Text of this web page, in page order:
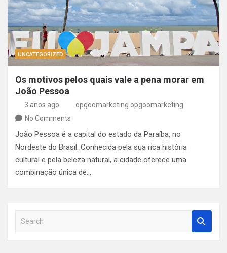
UNCATEGORIZED
Os motivos pelos quais vale a pena morar em
João Pessoa
3 anos ago
opgoomarketing opgoomarketing
No Comments
João Pessoa é a capital do estado da Paraíba, no
Nordeste do Brasil. Conhecida pela sua rica história
cultural e pela beleza natural, a cidade oferece uma
combinação única de…
a